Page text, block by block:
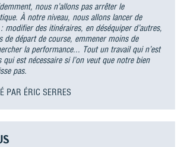
nous n’allons pas arrêter le
À notre niveau, nous allons lancer de
modifier des itinéraires, en déséquiper d’autres,
de départ de course, emmener moins de
la performance... Tout un travail qui n’est
est nécessaire si l’on veut que notre bien
pas.
PAR ÉRIC SERRES